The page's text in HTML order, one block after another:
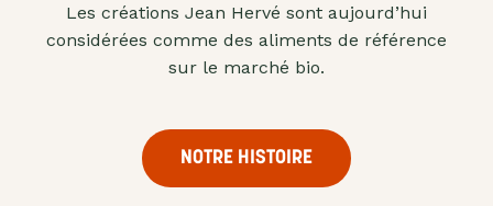
Les créations Jean Hervé sont aujourd’hui
considérées comme des aliments de référence
sur le marché bio.
NOTRE HISTOIRE